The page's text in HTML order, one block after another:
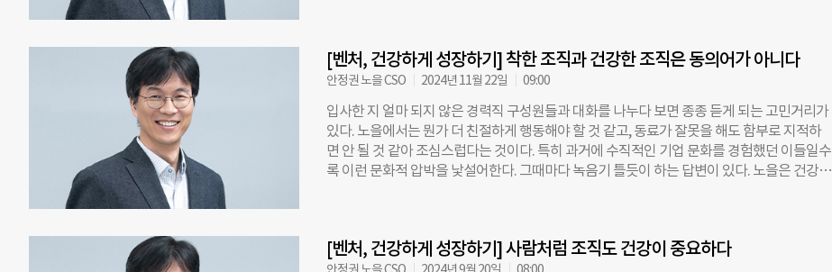
션과 가치를 챙기지 않고도 사업을 잘 성장시켰다면, 나중에 가서 미션과
무 당연한 말일 수도 있고, 조직의 성장에만 집중하는 것처럼 보일 수도 있다. 그러나 건강한
조직을 추구하는 벤처기업이나 스타트업이라면 한 번쯤 고민해볼 지점이다. ◇ 제도와 문화
의 이상과 현실 조직의 리더들이 이런 제도와 문화를 도입하는 이유를 살펴보면, 대체로 두 가
지 지향점이 있다. 일차적으로, 직원의 성장과 몰입을 위한 최적의 환경을 조성하는 것. 그리
고 궁극적으로는 조직의 성과 창출과 성장으로 이어지는 것이다. 요즘 벤처나 스타트업의 기
업 소개 내용을 보면 ‘직원과 회사가 함께 성장한다’, ‘최고의 성과를 위해 근무 시간과 장소를
스스로 선택한다’처럼 직원과 조직이 윈윈(win-win)할 수 있다는 메시지를 강조하는 경우가
입했지만, 정작 직원들의 몰입도나 생산성이 높아졌는지는
[벤처, 건강하게 성장하기] 착한 조직과 건강한 조직은 동의어가 아니다
안정권 노을 CSO 2024년 11월 22일 09:00
입사한 지 얼마 되지 않은 경력직 구성원들과 대화를 나누다 보면 종종 듣게 되는 고민거리가
있다. 노을에서는 뭔가 더 친절하게 행동해야 할 것 같고, 동료가 잘못을 해도 함부로 지적하
면 안 될 것 같아 조심스럽다는 것이다. 특히 과거에 수직적인 기업 문화를 경험했던 이들일수
록 이런 문화적 압박을 낯설어한다. 그때마다 녹음기 틀듯이 하는 답변이 있다. 노을은 건강한
으면 ‘착한 조직과 건강한 조직이 뭐가 다른지’, ‘다 좋은 조직을 만들자는 의미인데 굳이 구분
[벤처, 건강하게 성장하기] 사람처럼 조직도 건강이 중요하다